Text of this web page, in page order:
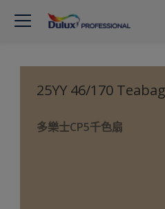
25YY 46/170
多樂士CP5千色扇